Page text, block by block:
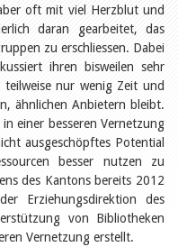
oft mit viel Herzblut und
daran gearbeitet, das
zu erschliessen. Dabei
ihren bisweilen sehr
nur wenig Zeit und
ähnlichen Anbietern bleibt.
einer besseren Vernetzung
ausgeschöpftes Potential
besser nutzen zu
des Kantons bereits 2012
Erziehungsdirektion des
von Bibliotheken
Vernetzung erstellt.